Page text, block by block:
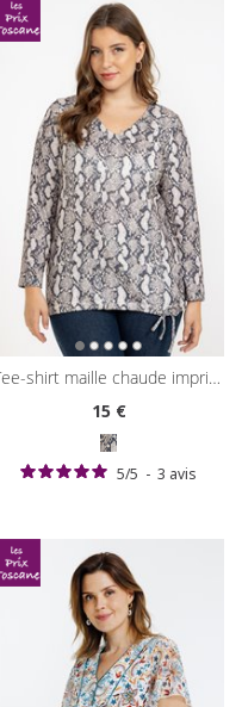
tee-shirt maille chaude imprimé python
15€
5/5 - 3 avis